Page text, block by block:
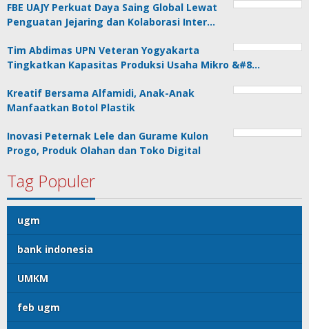
FBE UAJY Perkuat Daya Saing Global Lewat
Penguatan Jejaring dan Kolaborasi Inter…
Tim Abdimas UPN Veteran Yogyakarta
Tingkatkan Kapasitas Produksi Usaha Mikro &#8…
Kreatif Bersama Alfamidi, Anak-Anak
Manfaatkan Botol Plastik
Inovasi Peternak Lele dan Gurame Kulon
Progo, Produk Olahan dan Toko Digital
Tag Populer
ugm
bank indonesia
UMKM
feb ugm